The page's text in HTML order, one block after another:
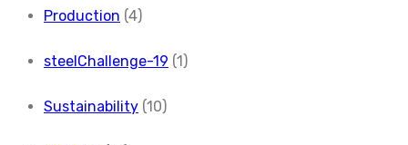
Production (4)
steelChallenge-19 (1)
Sustainability (10)